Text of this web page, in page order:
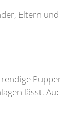
Eltern
lässt.